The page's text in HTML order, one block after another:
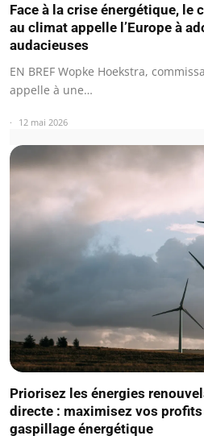
Face à la crise énergétique, le
au climat appelle l’Europe à
audacieuses
EN BREF Wopke Hoekstra,
appelle à une…
12 mai 2026
Priorisez les énergies
directe : maximisez vos
gaspillage énergétique